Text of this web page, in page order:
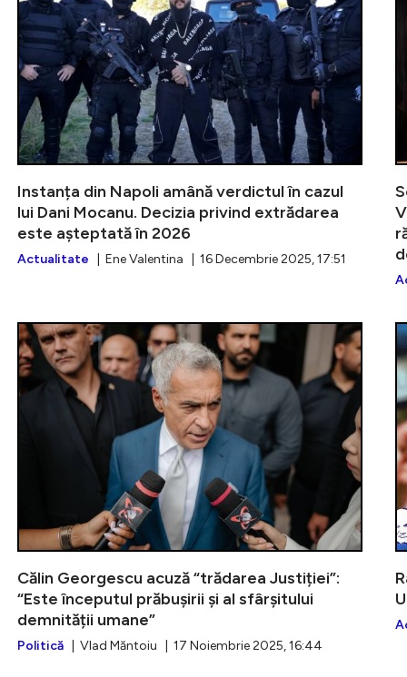
Instanța din Napoli amână verdictul în cazul
lui Dani Mocanu. Decizia privind extrădarea
este așteptată în 2026
Actualitate | Ene Valentina | 16 Decembrie 2025, 17:51
Călin Georgescu acuză “trădarea Justiției”:
“Este începutul prăbușirii și al sfârșitului
demnității umane”
Politică | Vlad Măntoiu | 17 Noiembrie 2025, 16:44